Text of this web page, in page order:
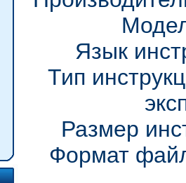
Язык
Тип
Размер
Формат